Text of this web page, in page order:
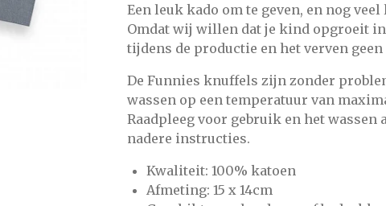
Een leuk kado om te geven, en nog
Omdat wij willen dat je kind opgroeit
tijdens de productie en het verven
De Funnies knuffels zijn zonder
wassen op een temperatuur van
Raadpleeg voor gebruik en het wassen
nadere instructies.
Kwaliteit: 100% katoen
Afmeting: 15 x 14cm